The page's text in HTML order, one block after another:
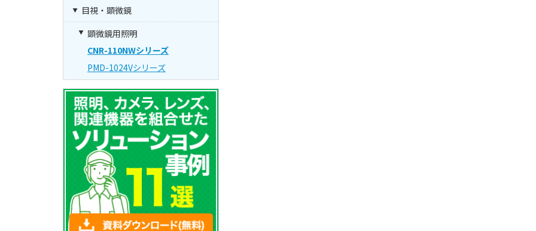
目視・顕微鏡
顕微鏡用照明
CNR-110NWシリーズ
PMD-1024Vシリーズ